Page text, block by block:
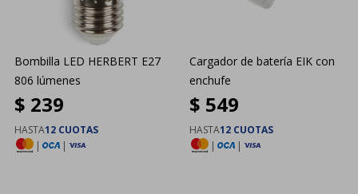
Bombilla LED HERBERT E27
806 lúmenes
$ 239
HASTA12 CUOTAS
|
|
Cargador de batería EIK con
enchufe
$ 549
HASTA12 CUOTAS
|
|